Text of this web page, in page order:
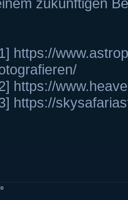
zukünftigen
https://
https://
https://